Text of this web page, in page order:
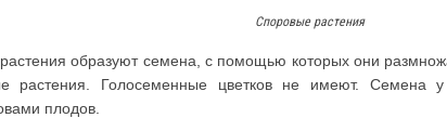
Споровые растения
растения образуют семена, с помощью которых они
рас­тения. Голосеменные цветков не имеют. Семена
плодов.